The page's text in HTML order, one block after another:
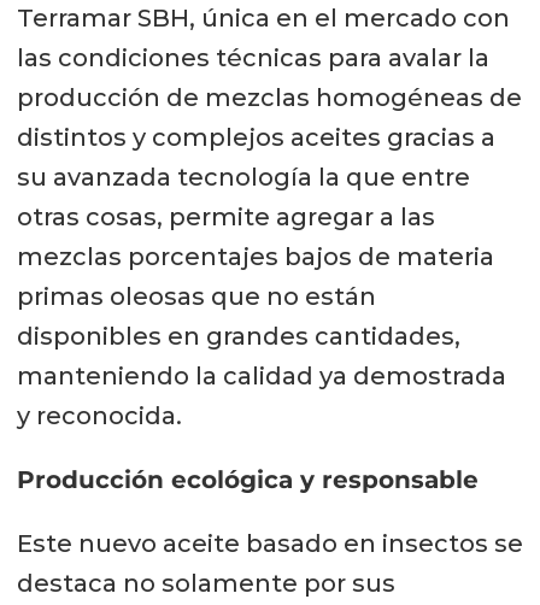
Terramar SBH, única en el mercado con
las condiciones técnicas para avalar la
producción de mezclas homogéneas de
distintos y complejos aceites gracias a
su avanzada tecnología la que entre
otras cosas, permite agregar a las
mezclas porcentajes bajos de materia
primas oleosas que no están
disponibles en grandes cantidades,
manteniendo la calidad ya demostrada
y reconocida.
Producción ecológica y responsable
Este nuevo aceite basado en insectos se
destaca no solamente por sus